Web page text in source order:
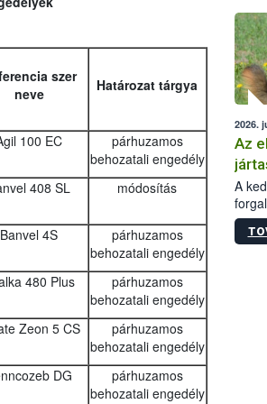
szer
neve
Határozat tárgya
100 EC
párhuzamos
behozatali engedély
408 SL módosítás
Banvel 4S
párhuzamos
behozatali engedély
480 Plus
párhuzamos
behozatali engedély
Zeon 5 CS
párhuzamos
behozatali engedély
DG
párhuzamos
behozatali engedély
2026.
Az
A